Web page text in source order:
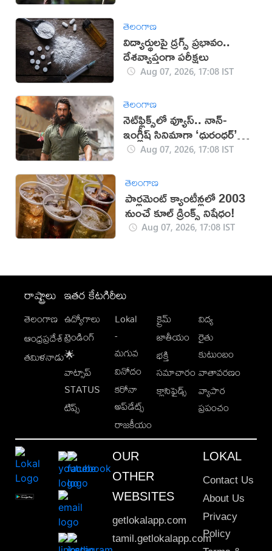
తెలంగాణ
విద్యార్థులపై డ్రగ్స్ ప్రభావం..
దేశవ్యాప్తంగా పరీక్షలు
Aug 07, 2026, 17:08 IST
తెలంగాణ
నెట్‌ఫ్లిక్స్‌లో వ్యూస్.. నాన్-
ఇంగ్లీష్ సినిమాగా ‘ధురంధర్’
రికార్డుAug 07, 2026, 17:08 IST
తెలంగాణ
పార్లమెంట్ క్యాంటీన్లలో 2003
నుంచే కూల్ డ్రింక్స్ నిషేధం!
Aug 07, 2026, 17:08 IST
రాష్ట్రాలు
తెలంగాణ
ఆంధ్రప్రదేశ్
తమిళనాడు
ఇతర కేటగిరీలు
ఉద్యోగాలు
ట్రెండింగ్
🌟
వాట్సాప్
STATUS
టిప్స్
Lokal
-
మగువ
వినోదం
కరోనా
అప్‌డేట్స్
రాజకీయం
క్రైమ్
జాతీయం
భక్తి
సమాచారం
క్లాసిఫైడ్స్
విద్య
రైతు
కుటుంబం
వాతావరణం
వ్యాపార
ప్రపంచం
OUR
OTHER
WEBSITES
getlokalapp.com
tamil.getlokalapp.com
LOKAL
Contact Us
About Us
Privacy
Policy